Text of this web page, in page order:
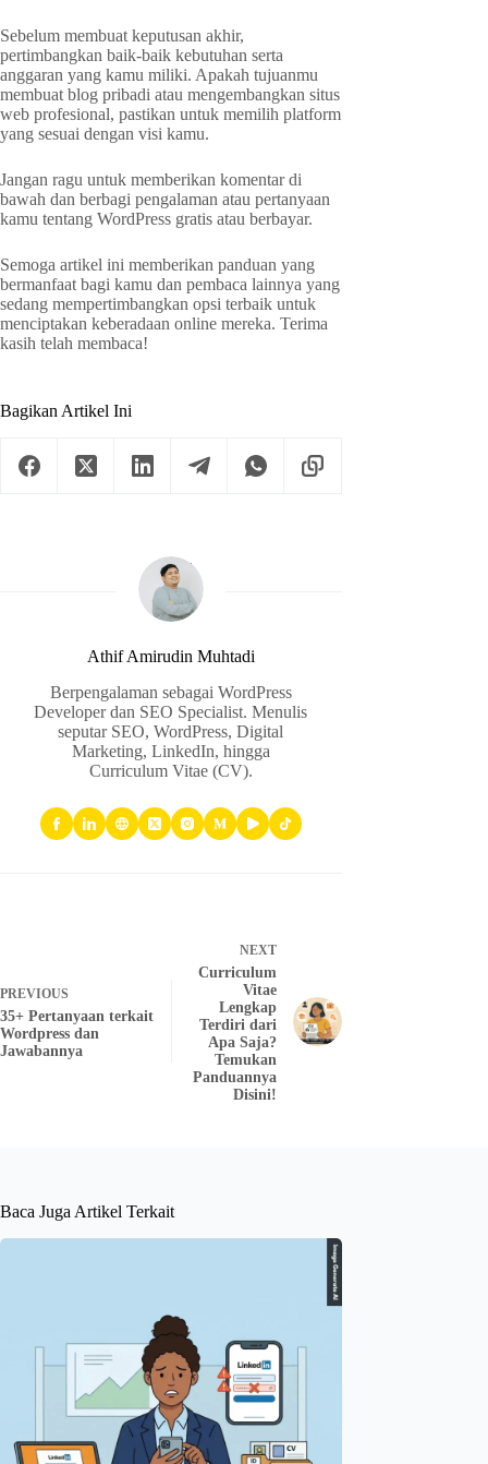
Sebelum membuat keputusan akhir,
pertimbangkan baik-baik kebutuhan serta
anggaran yang kamu miliki. Apakah tujuanmu
membuat blog pribadi atau mengembangkan situs
web profesional, pastikan untuk memilih platform
yang sesuai dengan visi kamu.
Jangan ragu untuk memberikan komentar di
bawah dan berbagi pengalaman atau pertanyaan
kamu tentang WordPress gratis atau berbayar.
Semoga artikel ini memberikan panduan yang
bermanfaat bagi kamu dan pembaca lainnya yang
sedang mempertimbangkan opsi terbaik untuk
menciptakan keberadaan online mereka. Terima
kasih telah membaca!
Bagikan Artikel Ini
Athif Amirudin Muhtadi
Berpengalaman sebagai WordPress
Developer dan SEO Specialist. Menulis
seputar SEO, WordPress, Digital
Marketing, LinkedIn, hingga
Curriculum Vitae (CV).
PREVIOUS
35+ Pertanyaan terkait
Wordpress dan
Jawabannya
NEXT
Curriculum
Vitae
Lengkap
Terdiri dari
Apa Saja?
Temukan
Panduannya
Disini!
Baca Juga Artikel Terkait